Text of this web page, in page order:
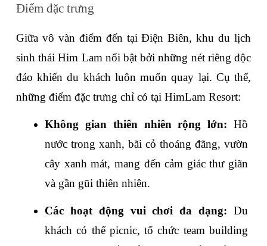
Điểm đặc trưng
Giữa vô vàn điểm đến tại Điện Biên, khu du lịch
sinh thái Him Lam nổi bật bởi những nét riêng độc
đáo khiến du khách luôn muốn quay lại. Cụ thể,
những điểm đặc trưng chỉ có tại HimLam Resort:
Không gian thiên nhiên rộng lớn: Hồ
nước trong xanh, bãi cỏ thoáng đãng, vườn
cây xanh mát, mang đến cảm giác thư giãn
và gần gũi thiên nhiên.
Các hoạt động vui chơi đa dạng: Du
khách có thể picnic, tổ chức team building